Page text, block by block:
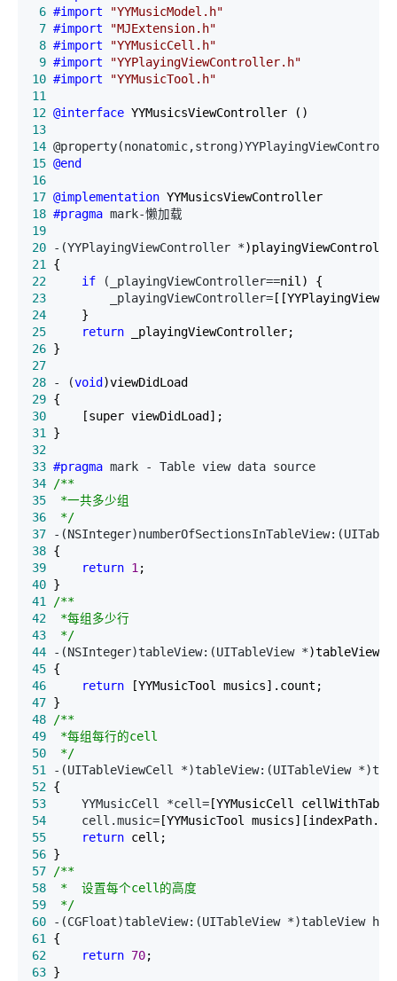
6 #import "YYMusicModel.h"
7 #import "MJExtension.h"
8 #import "YYMusicCell.h"
9 #import "YYPlayingViewController.h"
10 #import "YYMusicTool.h"
11
12 @interface
13
14
15 @end
16
17 @implementation
18 #pragma
19
20 -(YYPlayingViewController *
21
22
if (_playingViewController==
23
         _playingViewController=
24
25
return
26
27
28 - (void
29
30
31
32
33 #pragma
34
/*
35
36
*/
37 -
38
39
return 1
40
41
/*
42
43
*/
44 -(NSInteger)tableView:(UITableView *
45
46
return
47
48
/*
49
50
*/
51
-(UITableViewCell *)tableView:(UITableView
52
53
     YYMusicCell *cell=
54
     cell.music=
55
return
56
57
/*
58
59
*/
60 -(CGFloat)tableView:(UITableView *)tableView
61
62
return 70
63